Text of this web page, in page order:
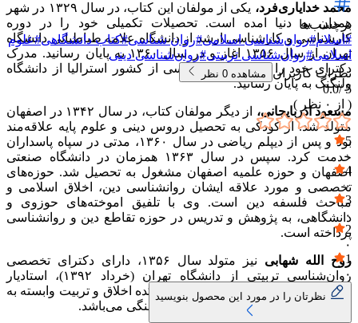
محمد خدایاری‌فرد،
یکی از مولفان این کتاب، در سال ۱۳۲۹ در شهر
همدان به دنیا امده است. تحصیلات تکمیلی خود را در دوره
کارشناسی و کارشناسی ارشد از دانشگاه علامه طباطبایی دانشگاه
تهران از سال ۱۳۵۶ اغاز و در سال ۱۳۶۰ به پایان رسانید. مدرک
دکترای خود را در رشته رواشناسی از کشور استرالیا از دانشگاه
ولنگنگ به پایان رسانید.
مسعود اذربایجانی،
از دیگر مولفان کتاب، در سال ۱۳۴۲ در اصفهان
متولد شد. از کودکی به تحصیل دروس دینی و علوم پایه علاقه‌مند
بود و پس از دیپلم ریاضی در سال ۱۳۶۰، مدتی در سپاه پاسداران
خدمت کرد. سپس در سال ۱۳۶۳ همزمان در دانشگاه صنعتی
اصفهان و حوزه علمیه اصفهان مشغول به تحصیل شد. حوزه‌های
تخصصی و مورد علاقه ایشان روانشناسی دین، اخلاق اسلامی و
مباحث فلسفه دین است. وی با تلفیق اموخته‌های حوزوی و
دانشگاهی، به پژوهش و تدریس در حوزه تقاطع دین و روانشناسی
پرداخته است.
روح الله شهابی
نیز متولد سال ۱۳۵۶، دارای دکترای تخصصی
روان‌شناسی تربیتی از دانشگاه تهران (خرداد ۱۳۹۲)، استادیار
پژوهشی در گروه روان‌شناسیِ پژوهشکده اخلاق و تربیت وابسته به
پژوهشگاه علوم انسانی و مطالعات فرهنگی می‌باشد.
برچسب‌ها
#اسلام#روان‌شناسی اسلامی#روان شناسی#کتاب دانشگاهی#علوم
اسلامی#روان‌شناسی تربیتی#روان‌شناسی دینی
نظرات کاربران
مشاهده 0 نظر
5 /
0.0
( از
۰ نظر )
5
۰
4
۰
3
۰
2
۰
1
۰
نظرتان را در مورد این محصول بنویسید